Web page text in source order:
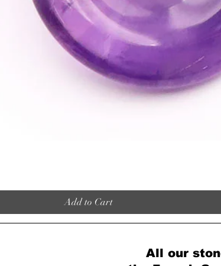
Add to Cart
All our